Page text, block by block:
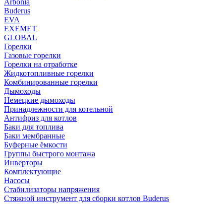
Arbonia
Buderus
EVA
EXEMET
GLOBAL
Горелки
Газовые горелки
Горелки на отработке
Жидкотопливные горелки
Комбинированные горелки
Дымоходы
Немецкие дымоходы
Принадлежности для котельной
Антифриз для котлов
Баки для топлива
Баки мембранные
Буферные ёмкости
Группы быстрого монтажа
Инверторы
Комплектующие
Насосы
Стабилизаторы напряжения
Стяжной инструмент для сборки котлов Buderus